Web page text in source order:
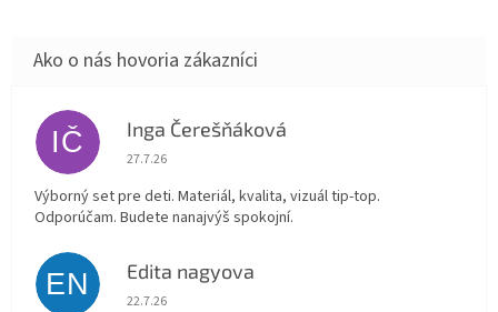
IČ Inga Čerešňáková
Hodnotenie obchodu je 5 z 5 hviezdičiek.
27.7.26
Výborný set pre deti. Materiál, kvalita, vizuál tip-top.
Odporúčam. Budete nanajvýš spokojní.
EN Edita nagyova
Hodnotenie obchodu je 5 z 5 hviezdičiek.
22.7.26